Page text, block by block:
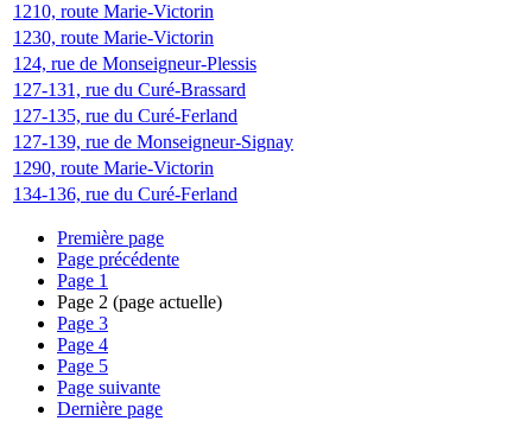
1210, route Marie-Victorin
1230, route Marie-Victorin
124, rue de Monseigneur-Plessis
127-131, rue du Curé-Brassard
127-135, rue du Curé-Ferland
127-139, rue de Monseigneur-Signay
1290, route Marie-Victorin
134-136, rue du Curé-Ferland
Première page
Page précédente
Page 1
Page 2 (page actuelle)
Page 3
Page 4
Page 5
Page suivante
Dernière page